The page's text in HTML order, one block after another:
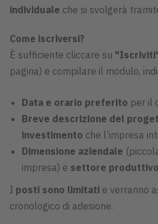
individuale che si svolgerà
Come iscriversi?
È sufficiente cliccare su
pagina) e compilare il modulo,
Data e orario preferito per il
Breve descrizione del
investimento che l’impresa
Dimensione aziendale
impresa) e settore
I posti sono limitati e verranno
cronologico di adesione.